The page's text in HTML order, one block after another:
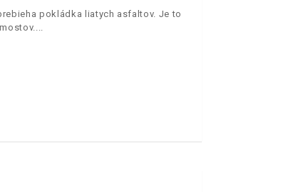
pokládka liatych asfaltov. Je to